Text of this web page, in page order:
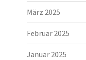
März 2025
Februar 2025
Januar 2025